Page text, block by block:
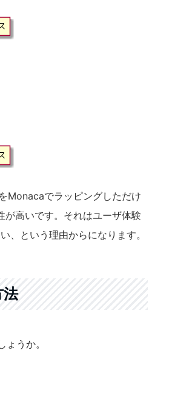
Monacaでラッピングしただけ
が高いです。それはユーザ体験
、という理由からになります。
うか。